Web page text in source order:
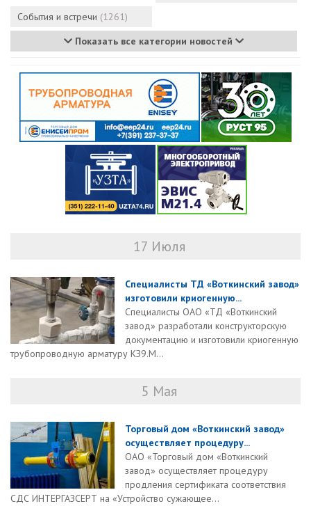
События и встречи (1261)
Показать все категории новостей
17 Июля
Специалисты ТД «Воткинский завод»
изготовили криогенную...
Специалисты ОАО «ТД «Воткинский
завод» разработали конструкторскую
документацию и изготовили криогенную
трубопроводную арматуру КЗ9.М...
5 Мая
Торговый дом «Воткинский завод»
осуществляет процедуру...
ОАО «Торговый дом «Воткинский
завод» осуществляет процедуру
продления сертификата соответствия
СДС ИНТЕРГАЗСЕРТ на «Устройство сужающее...